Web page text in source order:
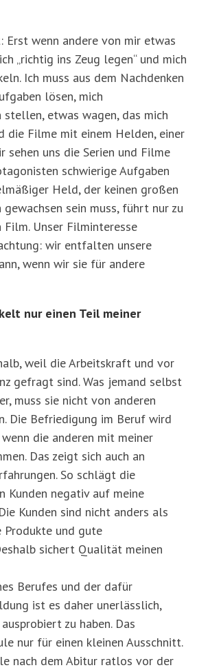
Erst wenn andere von mir etwas
„richtig ins Zeug legen“ und mich
Ich muss aus dem Nachdenken
lösen, mich
stellen, etwas wagen, das mich
die Filme mit einem Helden, einer
sehen uns die Serien und Filme
schwierige Aufgaben
Held, der keinen großen
sein muss, führt nur zu
Unser Filminteresse
wir entfalten unsere
wenn wir sie für andere
nur einen Teil meiner
weil die Arbeitskraft und vor
gefragt sind. Was jemand selbst
muss sie nicht von anderen
Die Befriedigung im Beruf wird
die anderen mit meiner
Das zeigt sich auch an
So schlägt die
Kunden negativ auf meine
Kunden sind nicht anders als
und gute
sichert Qualität meinen
Berufes und der dafür
ist es daher unerlässlich,
zu haben. Das
nur für einen kleinen Ausschnitt.
nach dem Abitur ratlos vor der